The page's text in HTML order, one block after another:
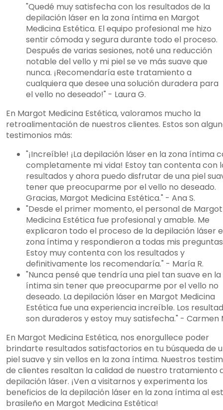
"Quedé muy satisfecha con los resultados de la
depilación láser en la zona íntima en Margot
Medicina Estética. El equipo profesional me hizo
sentir cómoda y segura durante todo el proceso.
Después de varias sesiones, noté una reducción
notable del vello y mi piel se ve más suave que
nunca. ¡Recomendaría este tratamiento a
cualquiera que desee una solución duradera para
el vello no deseado!" - Laura G.
En Margot Medicina Estética, valoramos mucho la
retroalimentación de nuestros clientes. Estos son
testimonios más:
"¡Increíble! ¡La depilación láser en la zona íntima
completamente mi vida! Estoy tan contenta con
resultados y ahora puedo disfrutar de una piel
tener que preocuparme por el vello no deseado.
Gracias, Margot Medicina Estética." - Ana S.
"Desde el primer momento, el personal de Margot
Medicina Estética fue profesional y amable. Me
explicaron todo el proceso de la depilación láser
zona íntima y respondieron a todas mis
Estoy muy contenta con los resultados y
definitivamente los recomendaría." - María R.
"Nunca pensé que tendría una piel tan suave en la
íntima sin tener que preocuparme por el vello no
deseado. La depilación láser en Margot Medicina
Estética fue una experiencia increíble. Los
son duraderos y estoy muy satisfecha." - Carmen
En Margot Medicina Estética, nos enorgullece poder
brindarte resultados satisfactorios en tu búsqueda de
piel suave y sin vellos en la zona íntima. Nuestros
de clientes resaltan la calidad de nuestro tratamiento
depilación láser. ¡Ven a visitarnos y experimenta los
beneficios de la depilación láser en la zona íntima al
brasileño en Margot Medicina Estética!